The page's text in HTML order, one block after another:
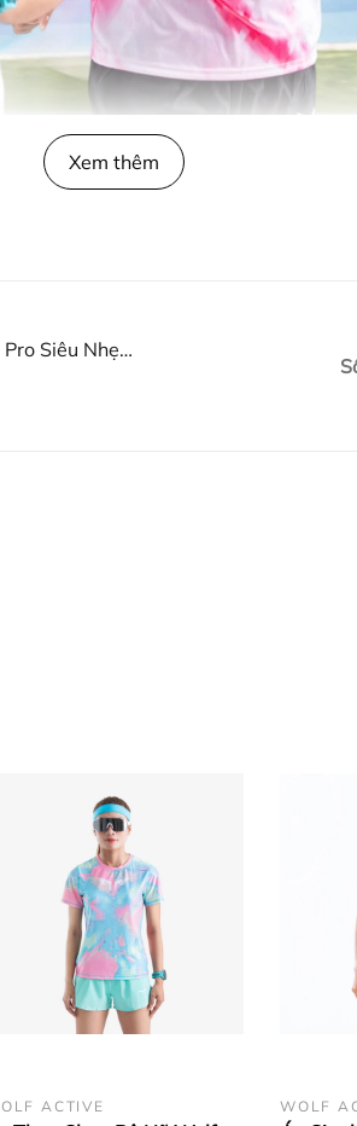
siêu nhẹ, cực mát, giúp thấm hút
Xem thêm
Siêu Nhẹ,
ACTIVE WOLF